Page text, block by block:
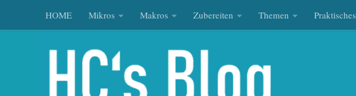
Zum Inhalt springen
HOME Mikros Makros Zubereiten Themen Praktisches